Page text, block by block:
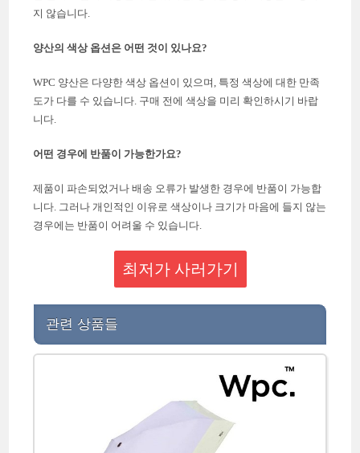
지 않습니다.
양산의 색상 옵션은 어떤 것이 있나요?
WPC 양산은 다양한 색상 옵션이 있으며, 특정 색상에 대한 만족
도가 다를 수 있습니다. 구매 전에 색상을 미리 확인하시기 바랍
니다.
어떤 경우에 반품이 가능한가요?
제품이 파손되었거나 배송 오류가 발생한 경우에 반품이 가능합
니다. 그러나 개인적인 이유로 색상이나 크기가 마음에 들지 않는
경우에는 반품이 어려울 수 있습니다.
최저가 사러가기
관련 상품들